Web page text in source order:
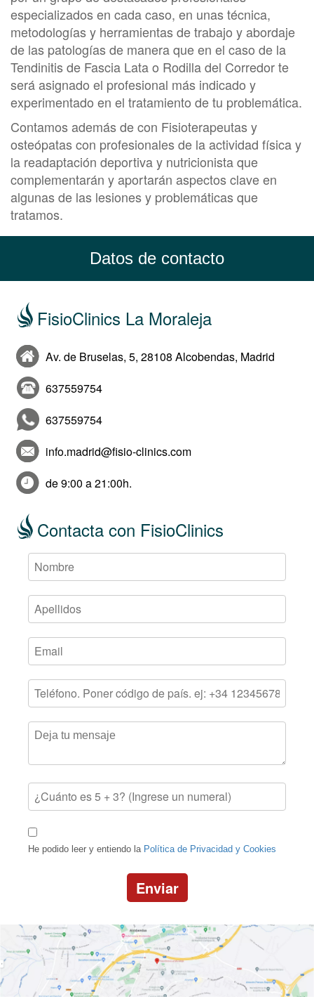
especializados en cada caso, en unas técnica,
metodologías y herramientas de trabajo y abordaje
de las patologías de manera que en el caso de la
Tendinitis de Fascia Lata o Rodilla del Corredor te
será asignado el profesional más indicado y
experimentado en el tratamiento de tu problemática.
Contamos además de con Fisioterapeutas y
osteópatas con profesionales de la actividad física y
la readaptación deportiva y nutricionista que
complementarán y aportarán aspectos clave en
algunas de las lesiones y problemáticas que
tratamos.
Datos de contacto
FisioClinics La Moraleja
Av. de Bruselas, 5, 28108 Alcobendas, Madrid
637559754
637559754
info.madrid@fisio-clinics.com
de 9:00 a 21:00h.
Contacta con FisioClinics
He podido leer y entiendo la Política de Privacidad y Cookies
Enviar